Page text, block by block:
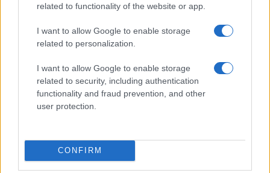
related to functionality of the website or app.
I want to allow Google to enable storage
related to personalization.
I want to allow Google to enable storage
related to security, including authentication
functionality and fraud prevention, and other
user protection.
CONFIRM
Τουρισμός για όλους: Ποιοί
μπορούν να κάνουν νέες αιτήσεις
στο tourism4all.gov.gr